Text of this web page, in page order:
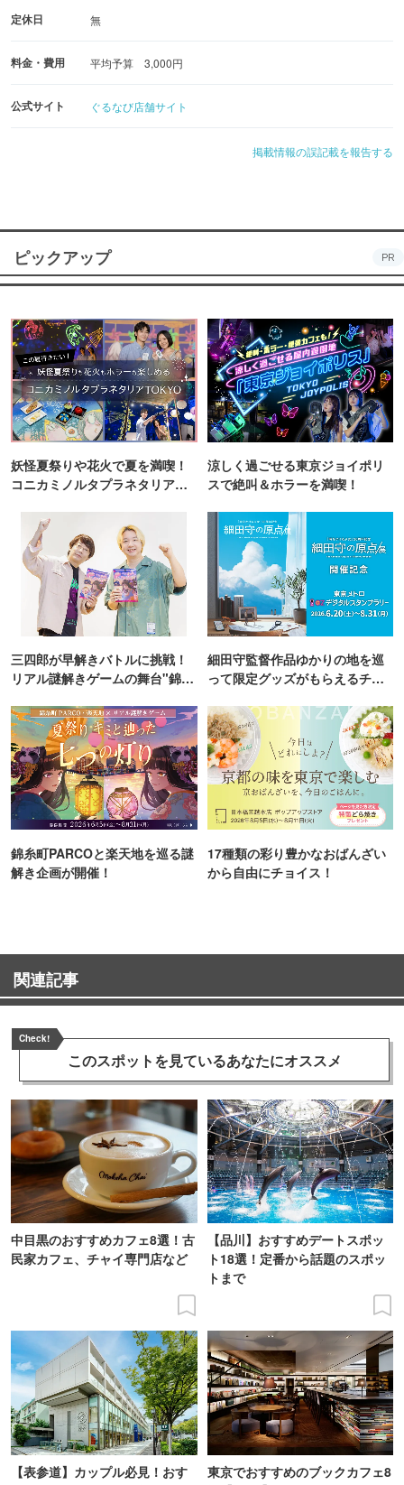
定休日 無
料金・費用 平均予算 3,000円
公式サイト ぐるなび店舗サイト
掲載情報の誤記載を報告する
ピックアップ PR
妖怪夏祭りや花火で夏を満喫！
コニカミノルタプラネタリア
涼しく過ごせる東京ジョイポリ
スで絶叫＆ホラーを満喫！
三四郎が早解きバトルに挑戦！
リアル謎解きゲームの舞台"錦糸
細田守監督作品ゆかりの地を巡
って限定グッズがもらえるチャ
錦糸町PARCOと楽天地を巡る謎
解き企画が開催！
17種類の彩り豊かなおばんざい
から自由にチョイス！
関連記事
Check!
このスポットを見ているあなたにオススメ
中目黒のおすすめカフェ8選！古
民家カフェ、チャイ専門店など
【品川】おすすめデートスポッ
ト18選！定番から話題のスポッ
トまで
【表参道】カップル必見！おす
東京でおすすめのブックカフェ8